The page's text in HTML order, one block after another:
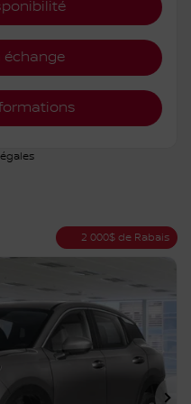
échange
2 000$ de Rabais